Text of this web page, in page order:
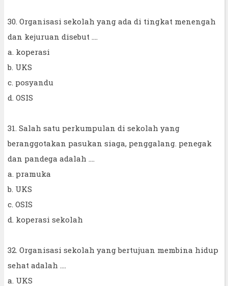
30. Organisasi sekolah yang ada di tingkat menengah
dan kejuruan disebut ....
a. koperasi
b. UKS
c. posyandu
d. OSIS
31. Salah satu perkumpulan di sekolah yang
beranggotakan pasukan siaga, penggalang. penegak
dan pandega adalah ....
a. pramuka
b. UKS
c. OSIS
d. koperasi sekolah
32. Organisasi sekolah yang bertujuan membina hidup
sehat adalah ....
a. UKS